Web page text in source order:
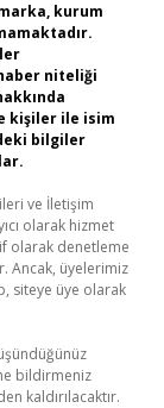
kurum
niteliği
kişiler ile isim
bilgiler
ve İletişim
olarak hizmet
olarak denetleme
Ancak, üyelerimiz
siteye üye olarak
bildirmeniz
kaldırılacaktır.